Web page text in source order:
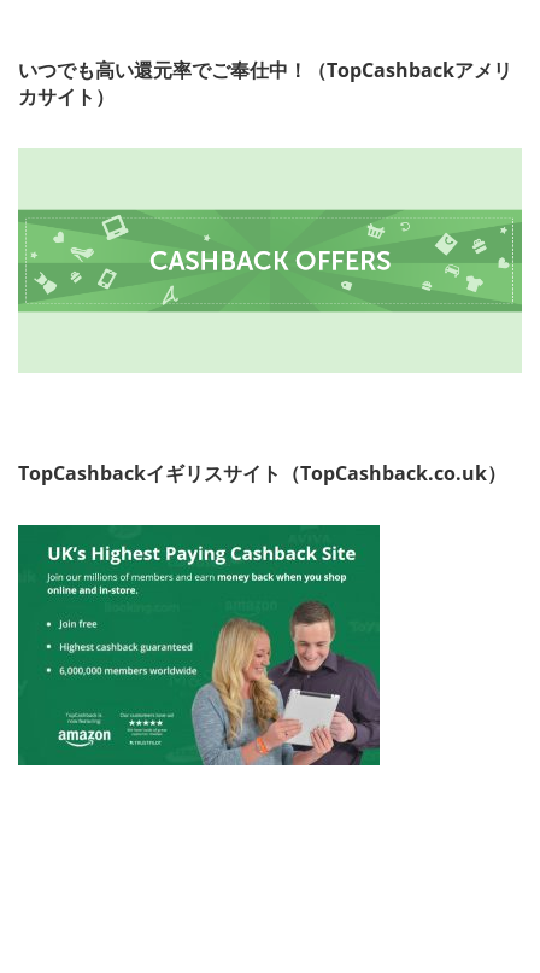
いつでも高い還元率でご奉仕中！（TopCashbackアメリ
カサイト）
TopCashbackイギリスサイト（TopCashback.co.uk）